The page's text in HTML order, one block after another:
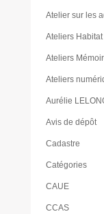
Atelier sur les
Ateliers Habitat
Ateliers
Ateliers
Aurélie
Avis de dépôt
Cadastre
Catégories
CAUE
CCAS